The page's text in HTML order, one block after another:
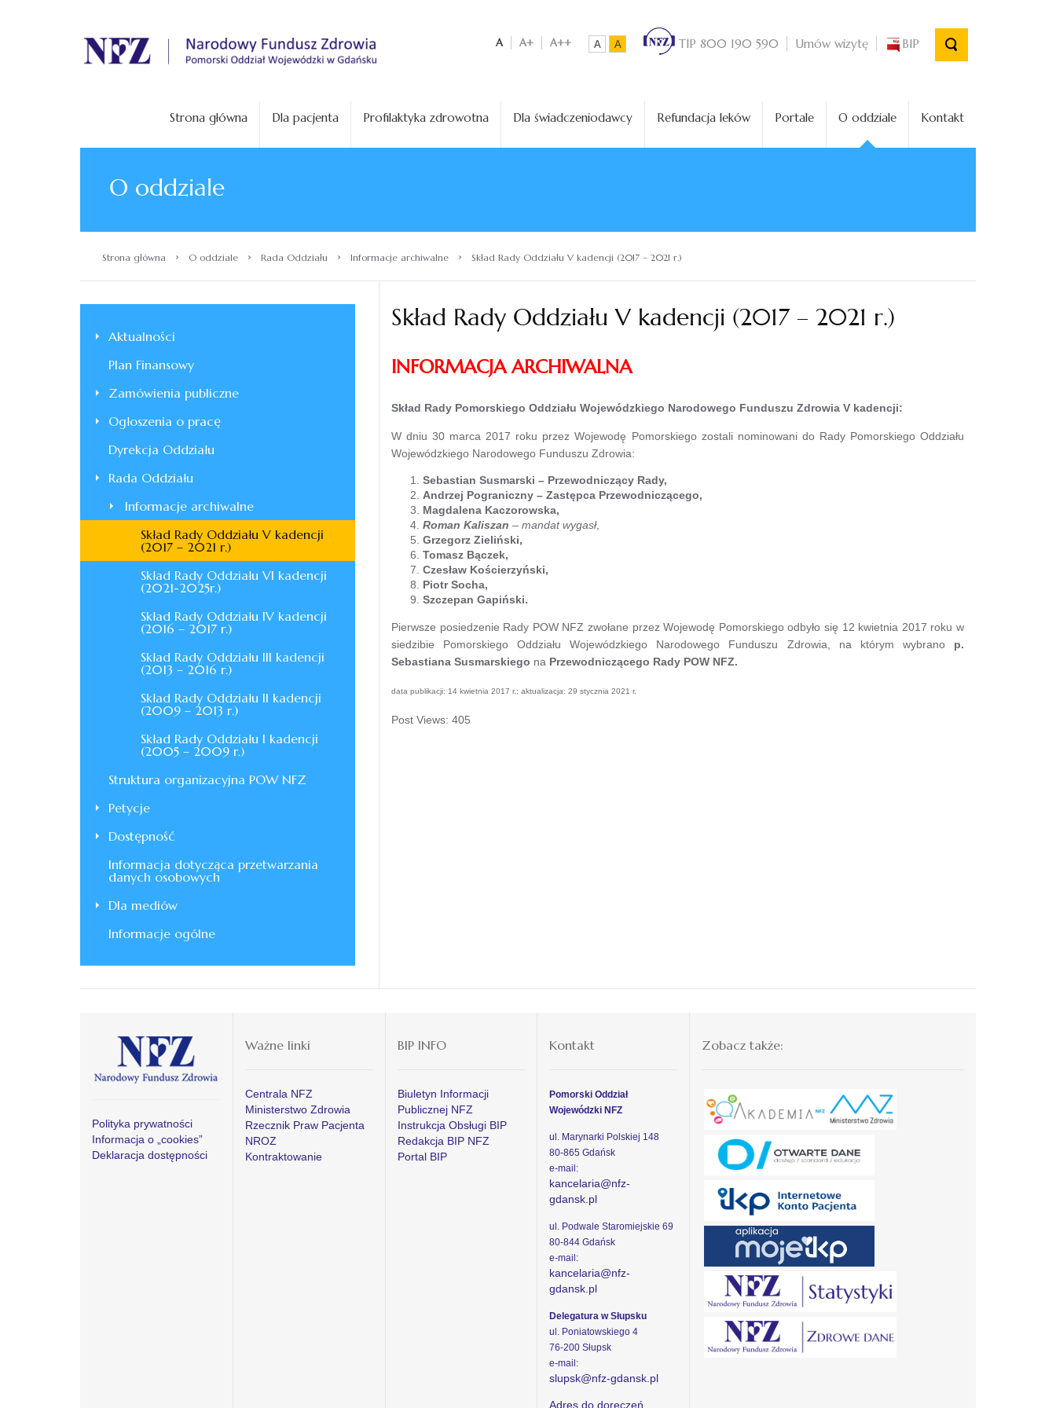
. A A+ A++ A A TIP 800 190 590 Umów wizytę BIP
Strona główna Dla pacjenta Profilaktyka zdrowotna Dla świadczeniodawcy Refundacja leków Portale O oddziale Kontakt
O oddziale
Strona główna › O oddziale › Rada Oddziału › Informacje archiwalne › Skład Rady Oddziału V kadencji (2017 – 2021 r.)
Aktualności
Plan Finansowy
Zamówienia publiczne
Ogłoszenia o pracę
Dyrekcja Oddziału
Rada Oddziału
Informacje archiwalne
Skład Rady Oddziału V kadencji
(2017 – 2021 r.)
Skład Rady Oddziału VI kadencji
(2021-2025r.)
Skład Rady Oddziału IV kadencji
(2016 – 2017 r.)
Skład Rady Oddziału III kadencji
(2013 – 2016 r.)
Skład Rady Oddziału II kadencji
(2009 – 2013 r.)
Skład Rady Oddziału I kadencji
(2005 – 2009 r.)
Struktura organizacyjna POW NFZ
Petycje
Dostępność
Informacja dotycząca przetwarzania
danych osobowych
Dla mediów
Informacje ogólne
Skład Rady Oddziału V kadencji (2017 – 2021 r.)
INFORMACJA ARCHIWALNA
Skład Rady Pomorskiego Oddziału Wojewódzkiego Narodowego Funduszu Zdrowia V kadencji:
W dniu 30 marca 2017 roku przez Wojewodę Pomorskiego zostali nominowani do Rady Pomorskiego Oddziału
Wojewódzkiego Narodowego Funduszu Zdrowia:
Sebastian Susmarski – Przewodniczący Rady,
Andrzej Pograniczny – Zastępca Przewodniczącego,
Magdalena Kaczorowska,
Roman Kaliszan – mandat wygasł,
Grzegorz Zieliński,
Tomasz Bączek,
Czesław Kościerzyński,
Piotr Socha,
Szczepan Gapiński.
Pierwsze posiedzenie Rady POW NFZ zwołane przez Wojewodę Pomorskiego odbyło się 12 kwietnia 2017 roku w
siedzibie Pomorskiego Oddziału Wojewódzkiego Narodowego Funduszu Zdrowia, na którym wybrano p.
Sebastiana Susmarskiego na Przewodniczącego Rady POW NFZ.
data publikacji: 14 kwietnia 2017 r.; aktualizacja: 29 stycznia 2021 r.
Post Views: 405
Polityka prywatności
Informacja o „cookies”
Deklaracja dostępności
Ważne linki
Centrala NFZ
Ministerstwo Zdrowia
Rzecznik Praw Pacjenta
NROZ
Kontraktowanie
BIP INFO
Biuletyn Informacji
Publicznej NFZ
Instrukcja Obsługi BIP
Redakcja BIP NFZ
Portal BIP
Kontakt
Pomorski Oddział
Wojewódzki NFZ
ul. Marynarki Polskiej 148
80-865 Gdańsk
e-mail:
kancelaria@nfz-
gdansk.pl
ul. Podwale Staromiejskie 69
80-844 Gdańsk
e-mail:
kancelaria@nfz-
gdansk.pl
Delegatura w Słupsku
ul. Poniatowskiego 4
76-200 Słupsk
e-mail:
slupsk@nfz-gdansk.pl
Adres do doręczeń
Zobacz także: